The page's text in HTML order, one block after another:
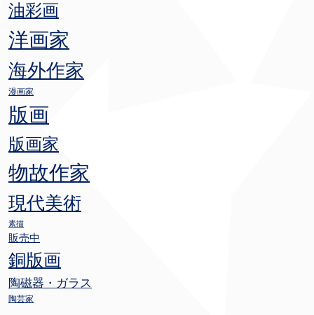
油彩画
洋画家
海外作家
漫画家
版画
版画家
物故作家
現代美術
素描
販売中
銅版画
陶磁器・ガラス
陶芸家